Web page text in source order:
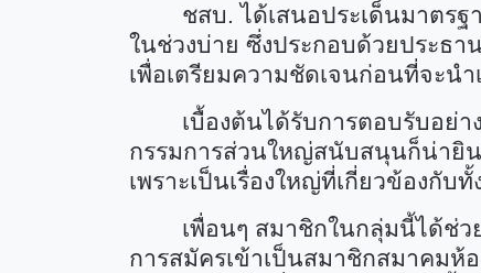
ชสบ. ได้เสนอประเด็นมาตรฐา
ในช่วงบ่าย ซึ่งประกอบด้วยประธ
เพื่อเตรียมความชัดเจนก่อนที่จะน
เบื้องต้นได้รับการตอบรับอย่าง
กรรมการส่วนใหญ่สนับสนุนก็น่ายิน
เพราะเป็นเรื่องใหญ่ที่เกี่ยวข้องกั
เพื่อนๆ สมาชิกในกลุ่มนี้ได้ช่วยกั
การสมัครเข้าเป็นสมาชิกสมาคมห้